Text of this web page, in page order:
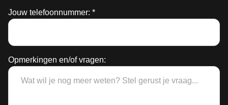
Jouw telefoonnummer: *
Opmerkingen en/of vragen: